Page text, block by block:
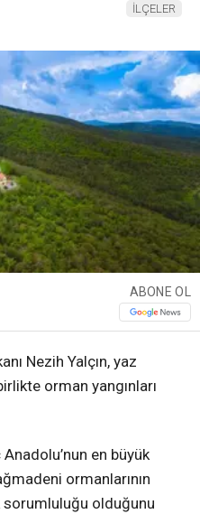
İLÇELER
ABONE OL
Nezih Yalçın, yaz
orman yangınları
Anadolu’nun en büyük
ormanlarının
sorumluluğu olduğunu